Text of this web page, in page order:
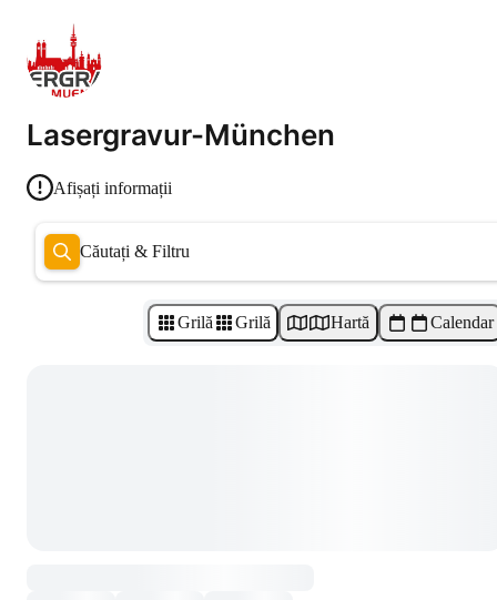
Lasergravur-München
Afișați informații
Căutați & Filtru
Grilă Grilă Hartă Calendar